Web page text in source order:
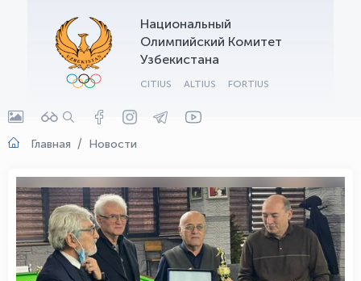
Национальный
Олимпийский Комитет
Узбекистана
CITIUS ALTIUS FORTIUS
Главная Новости
OLYMPCHIK AI - yordamchi
Онлайн · olympic.uz